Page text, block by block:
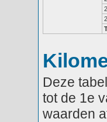
Deze
tot de 1e
waarden